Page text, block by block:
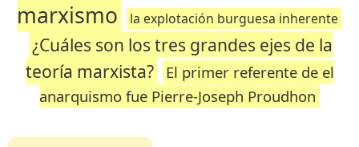
marxismo
la explotación burguesa inherente
¿Cuáles son los tres grandes ejes de la
teoría marxista?
El primer referente de el
anarquismo fue Pierre-Joseph Proudhon